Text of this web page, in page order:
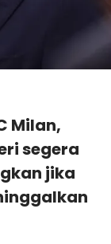
Milan,
segera
jika